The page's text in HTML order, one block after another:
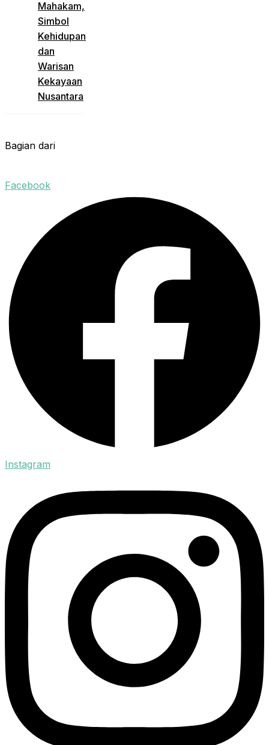
Mahakam,
Simbol
Kehidupan
dan
Warisan
Kekayaan
Nusantara
Bagian dari
Facebook
Instagram